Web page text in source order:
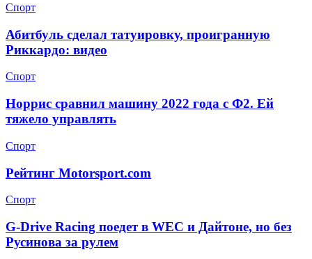
Спорт
Абитбуль сделал татуировку, проигранную
Риккардо: видео
Спорт
Норрис сравнил машину 2022 года с Ф2. Ей
тяжело управлять
Спорт
Рейтинг Motorsport.com
Спорт
G-Drive Racing поедет в WEC и Дайтоне, но без
Русинова за рулем